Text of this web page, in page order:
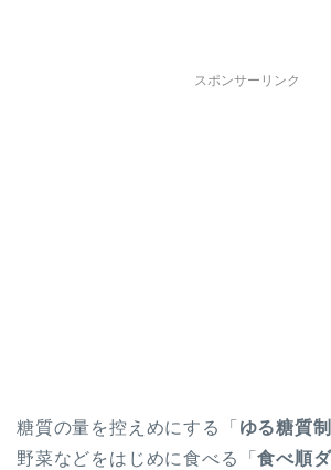
スポンサーリンク
糖質の量を控えめにする「 ゆる糖質
野菜などをはじめに食べる「食べ順